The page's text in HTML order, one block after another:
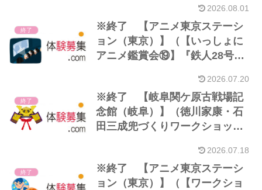
2026.08.01
終了
※終了 【アニメ東京ステーシ
ョン（東京）】（【いっしょに
アニメ鑑賞会⑲】『鉄人28号』
2026.07.20
終了
※終了 【岐阜関ケ原古戦場記
念館（岐阜）】（徳川家康・石
田三成兜づくりワークショップ
2026.07.18
終了
※終了 【アニメ東京ステーシ
ョン（東京）】（【ワークショ